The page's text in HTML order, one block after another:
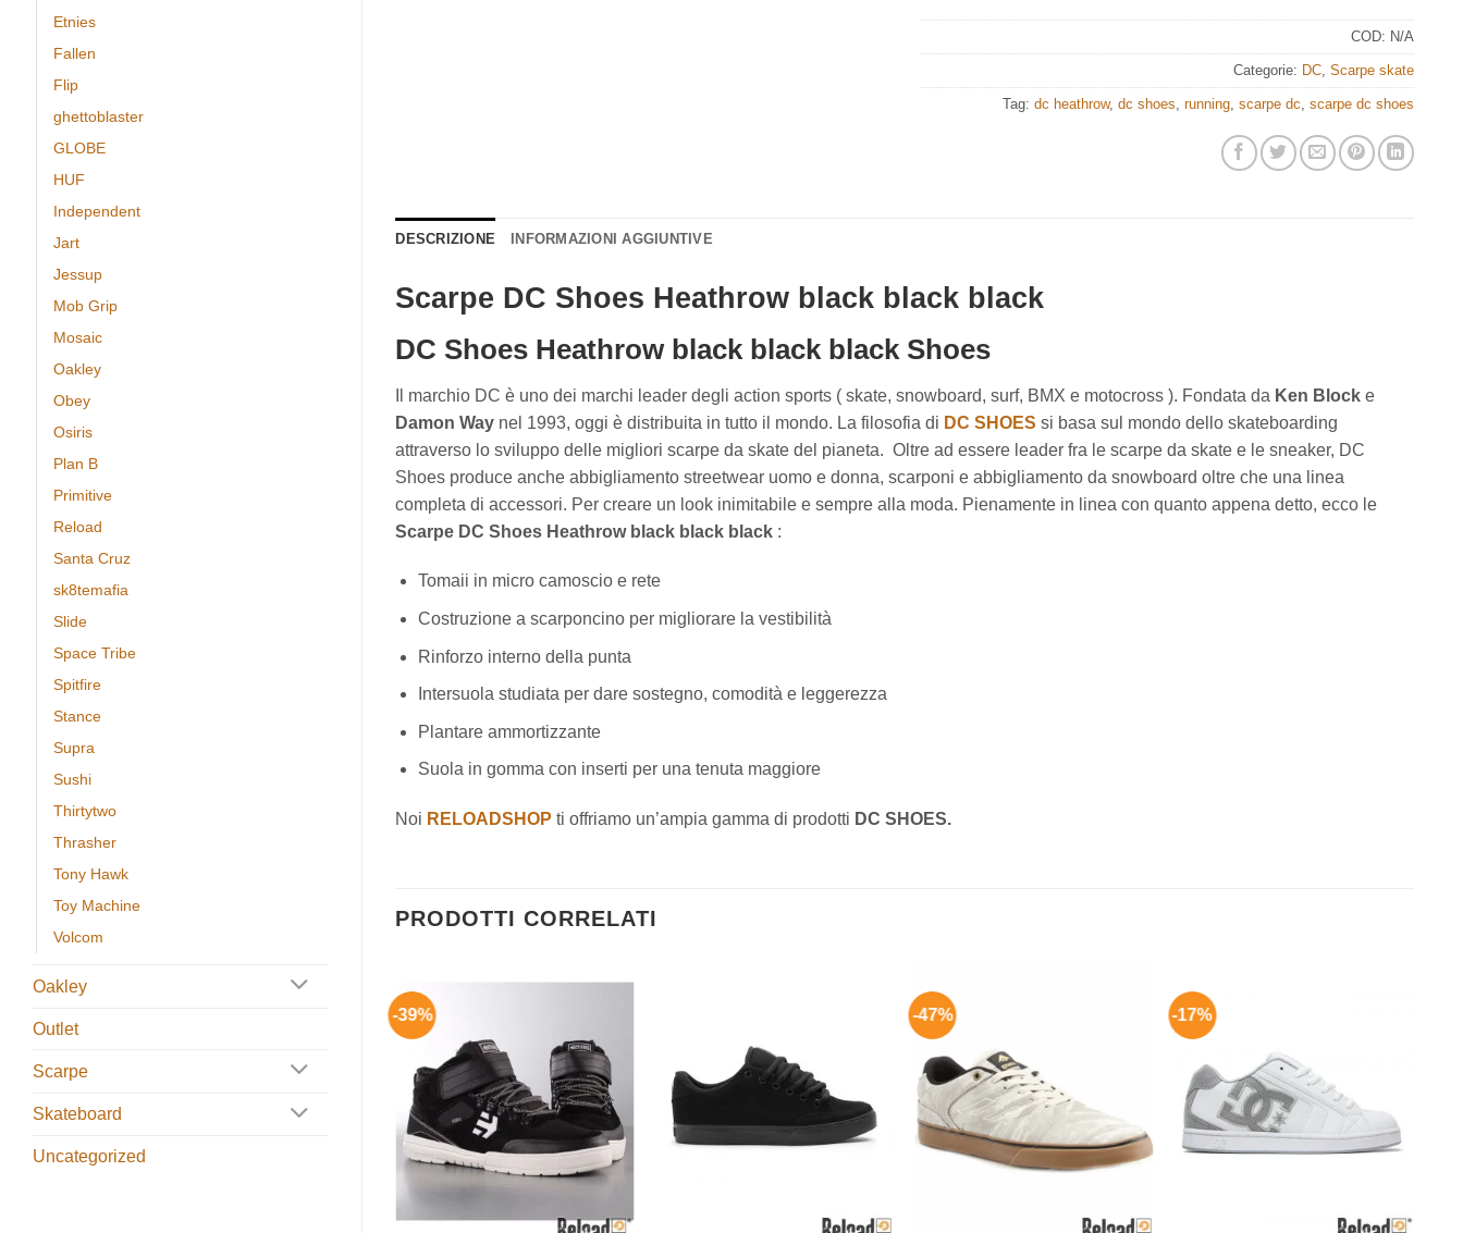
Etnies
Fallen
Flip
ghettoblaster
GLOBE
HUF
Independent
Jart
Jessup
Mob Grip
Mosaic
Oakley
Obey
Osiris
Plan B
Primitive
Reload
Santa Cruz
sk8temafia
Slide
Space Tribe
Spitfire
Stance
Supra
Sushi
Thirtytwo
Thrasher
Tony Hawk
Toy Machine
Volcom
Oakley
Outlet
Scarpe
Skateboard
Uncategorized
COD: N/A
Categorie: DC, Scarpe skate
Tag: dc heathrow, dc shoes, running, scarpe dc, scarpe dc shoes
DESCRIZIONE INFORMAZIONI AGGIUNTIVE
Scarpe DC Shoes Heathrow black black black
DC Shoes Heathrow black black black Shoes
Il marchio DC è uno dei marchi leader degli action sports ( skate, snowboard, surf, BMX e motocross ). Fondata da Ken Block e
Damon Way nel 1993, oggi è distribuita in tutto il mondo. La filosofia di DC SHOES si basa sul mondo dello skateboarding
attraverso lo sviluppo delle migliori scarpe da skate del pianeta. Oltre ad essere leader fra le scarpe da skate e le sneaker, DC
Shoes produce anche abbigliamento streetwear uomo e donna, scarponi e abbigliamento da snowboard oltre che una linea
completa di accessori. Per creare un look inimitabile e sempre alla moda. Pienamente in linea con quanto appena detto, ecco le
Scarpe DC Shoes Heathrow black black black :
Tomaii in micro camoscio e rete
Costruzione a scarponcino per migliorare la vestibilità
Rinforzo interno della punta
Intersuola studiata per dare sostegno, comodità e leggerezza
Plantare ammortizzante
Suola in gomma con inserti per una tenuta maggiore
Noi RELOADSHOP ti offriamo un’ampia gamma di prodotti DC SHOES.
PRODOTTI CORRELATI
-39%
dei
desideri
-47% -17%
alla lista
desideri